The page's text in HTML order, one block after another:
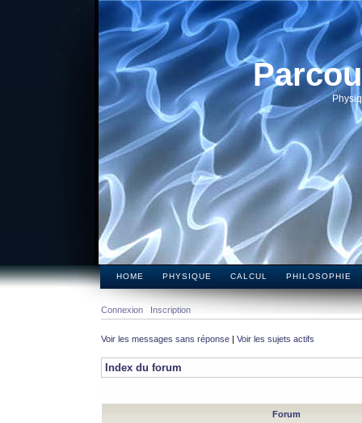
HOME PHYSIQUE CALCUL PHILOSOPHIE
Connexion Inscription
Voir les messages sans réponse | Voir les sujets actifs
Index du forum
Forum